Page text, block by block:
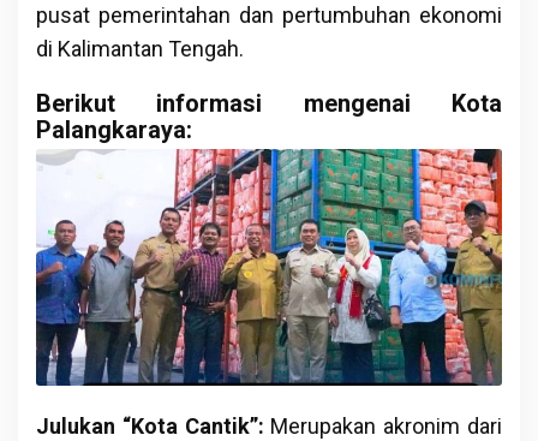
pusat pemerintahan dan pertumbuhan ekonomi
di Kalimantan Tengah.
Berikut informasi mengenai Kota
Palangkaraya:
Julukan “Kota Cantik”: Merupakan akronim dari